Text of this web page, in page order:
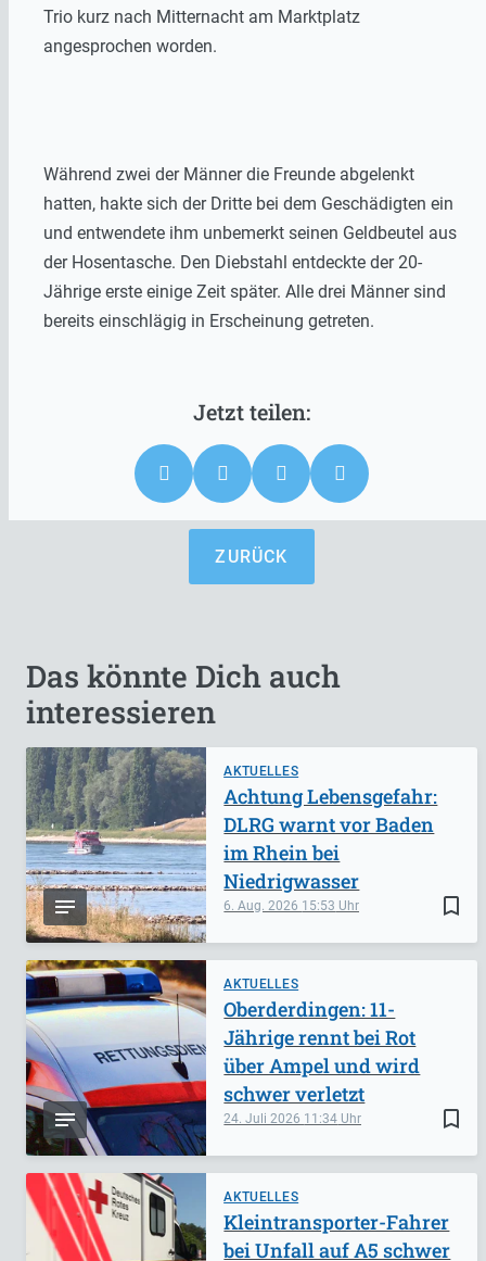
Trio kurz nach Mitternacht am Marktplatz
angesprochen worden.
Während zwei der Männer die Freunde abgelenkt
hatten, hakte sich der Dritte bei dem Geschädigten ein
und entwendete ihm unbemerkt seinen Geldbeutel aus
der Hosentasche. Den Diebstahl entdeckte der 20-
Jährige erste einige Zeit später. Alle drei Männer sind
bereits einschlägig in Erscheinung getreten.
ZURÜCK
Das könnte Dich auch
interessieren
AKTUELLES
bookmark_border
6. Aug. 2026 15:53
Achtung Lebensgefahr:
DLRG warnt vor Baden
im Rhein bei
Niedrigwasser
AKTUELLES
bookmark_border
24. Juli 2026 11:34
Oberderdingen: 11-
Jährige rennt bei Rot
über Ampel und wird
schwer verletzt
AKTUELLES
Kleintransporter-Fahrer
bei Unfall auf A5 schwer